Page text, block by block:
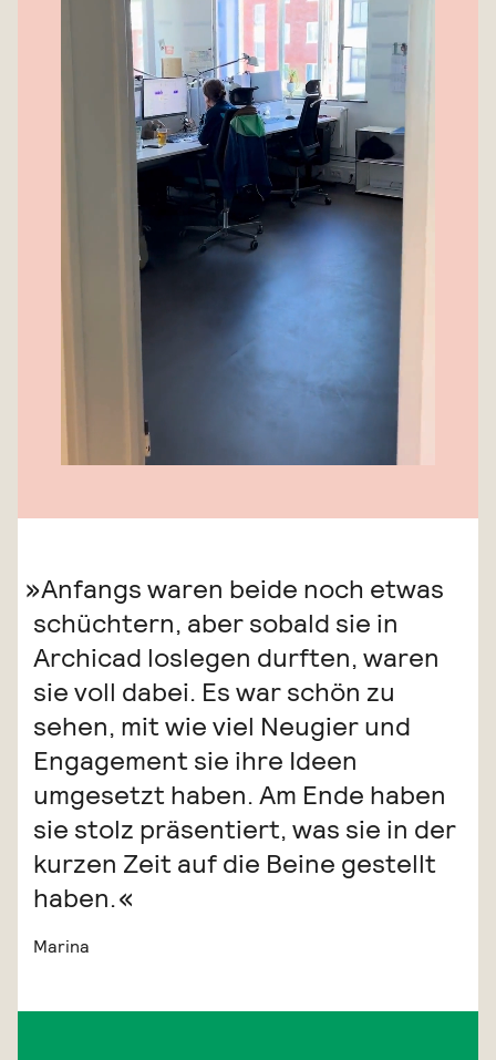
Anfangs waren beide noch etwas
schüchtern, aber sobald sie in
Archicad loslegen durften, waren
sie voll dabei. Es war schön zu
sehen, mit wie viel Neugier und
Engagement sie ihre Ideen
umgesetzt haben. Am Ende haben
sie stolz präsentiert, was sie in der
kurzen Zeit auf die Beine gestellt
haben.
Marina